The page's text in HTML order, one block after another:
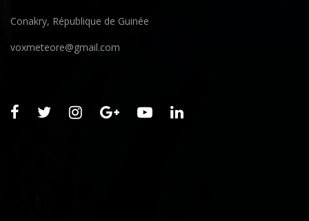
Conakry, République de Guinée
voxmeteore@gmail.com